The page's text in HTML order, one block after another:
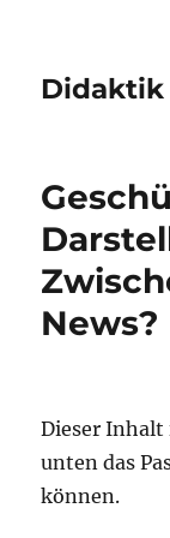
News?
Dieser
unten das
können.